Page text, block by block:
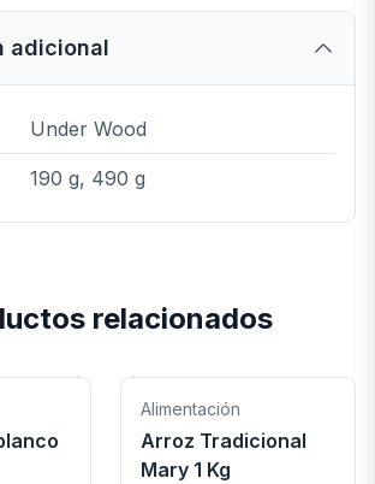
adicional
Under Wood
190 g, 490 g
relacionados
Alimentación
Arroz Tradicional
Mary 1 Kg